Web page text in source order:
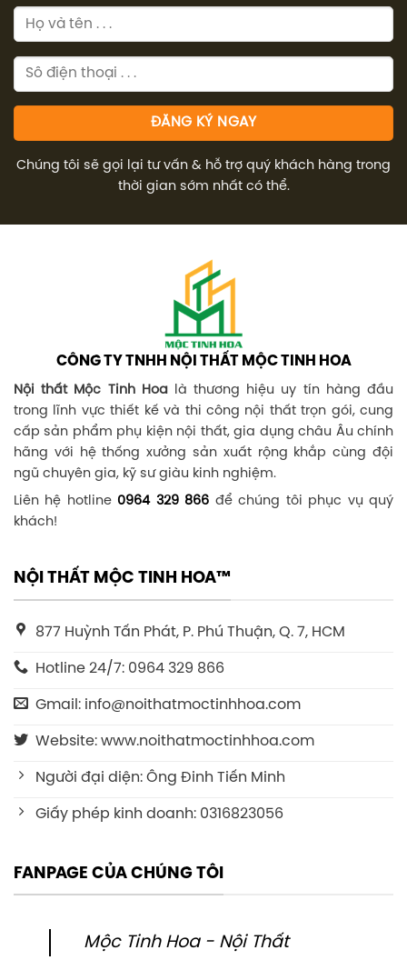
Chúng tôi sẽ gọi lại tư vấn & hỗ trợ quý khách hàng trong
thời gian sớm nhất có thể.
CÔNG TY TNHH NỘI THẤT MỘC TINH HOA
Nội thất Mộc Tinh Hoalà thương hiệu uy tín hàng đầu
trong lĩnh vực thiết kế và thi công nội thất trọn gói, cung
cấp sản phẩm phụ kiện nội thất, gia dụng châu Âu chính
hãng với hệ thống xưởng sản xuất rộng khắp cùng đội
ngũ chuyên gia, kỹ sư giàu kinh nghiệm.
Liên hệ hotline 0964 329 866 để chúng tôi phục vụ quý
khách!
NỘI THẤT MỘC TINH HOA™
877 Huỳnh Tấn Phát, P. Phú Thuận, Q. 7, HCM
Hotline 24/7: 0964 329 866
Gmail: info@noithatmoctinhhoa.com
Website: www.noithatmoctinhhoa.com
Người đại diện: Ông Đinh Tiến Minh
Giấy phép kinh doanh: 0316823056
FANPAGE CỦA CHÚNG TÔI
Mộc Tinh Hoa - Nội Thất